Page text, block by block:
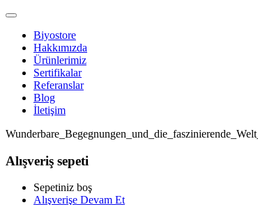
Biyostore
Hakkımızda
Ürünlerimiz
Sertifikalar
Referanslar
Blog
İletişim
Alışveriş sepeti
Sepetiniz boş
Alışverişe Devam Et